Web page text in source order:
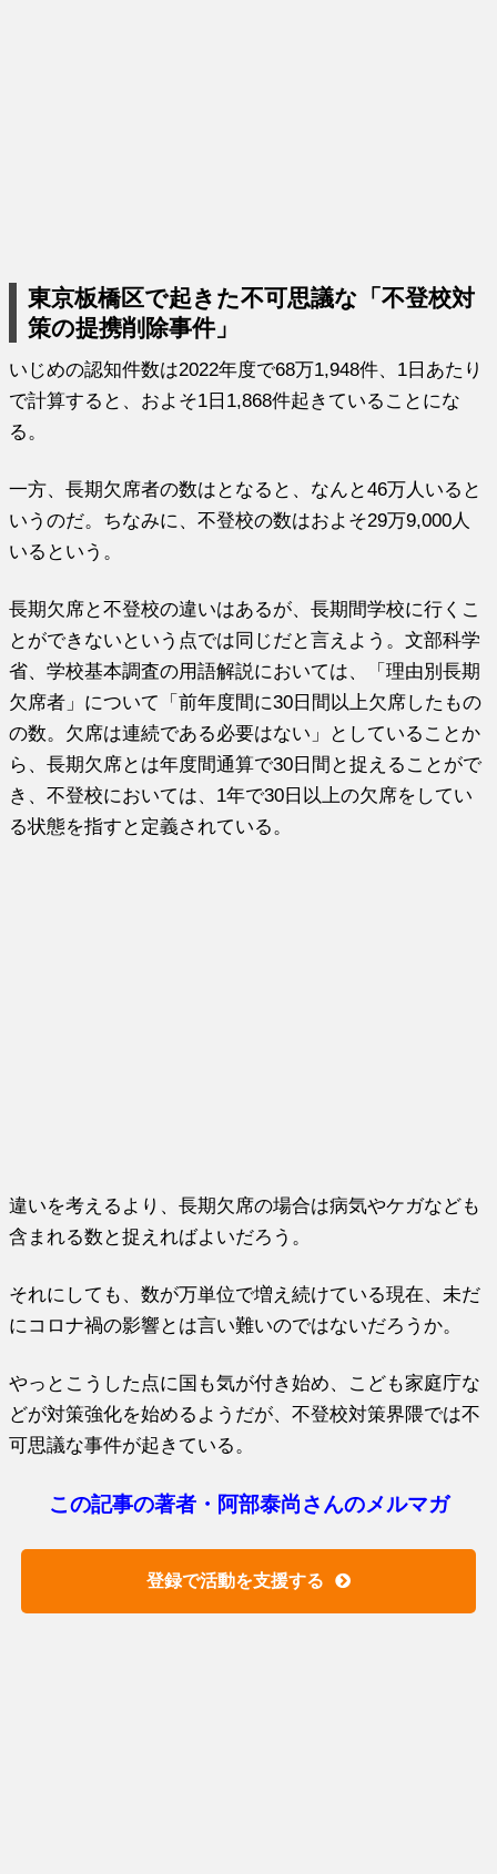
東京板橋区で起きた不可思議な「不登校対
策の提携削除事件」
いじめの認知件数は2022年度で68万1,948件、1日あたり
で計算すると、およそ1日1,868件起きていることにな
る。
一方、長期欠席者の数はとなると、なんと46万人いると
いうのだ。ちなみに、不登校の数はおよそ29万9,000人
いるという。
長期欠席と不登校の違いはあるが、長期間学校に行くこ
とができないという点では同じだと言えよう。文部科学
省、学校基本調査の用語解説においては、「理由別長期
欠席者」について「前年度間に30日間以上欠席したもの
の数。欠席は連続である必要はない」としていることか
ら、長期欠席とは年度間通算で30日間と捉えることがで
き、不登校においては、1年で30日以上の欠席をしてい
る状態を指すと定義されている。
違いを考えるより、長期欠席の場合は病気やケガなども
含まれる数と捉えればよいだろう。
それにしても、数が万単位で増え続けている現在、未だ
にコロナ禍の影響とは言い難いのではないだろうか。
やっとこうした点に国も気が付き始め、こども家庭庁な
どが対策強化を始めるようだが、不登校対策界隈では不
可思議な事件が起きている。
この記事の著者・阿部泰尚さんのメルマガ
登録で活動を支援する